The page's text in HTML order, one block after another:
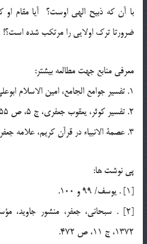
با آن که ذبیح الهی اوست؟ آیا مقام او
ضرورتا ترک اولایی را مرتکب شده است؟!
معرفي منابع جهت مطالعه بيشتر:
1. تفسير جوامع الجامع، امين الاسلام ابوعلي فضل بن حسن طبرسي، ج 2.
2. تفسير كوثر، يعقوب جعفري، ج 5، ص 455، چاپ اول، انتشارات هجرت.
3. عصمة الانبياء در قرآن كريم، علامه جعفر سبحاني، مؤسسه امام صادق.
پي نوشت ها:
[1] . يوسف/ 99 و 100.
[2] . سبحاني، جعفر، منشور جاويد،
1372، ج 11، ص 472.